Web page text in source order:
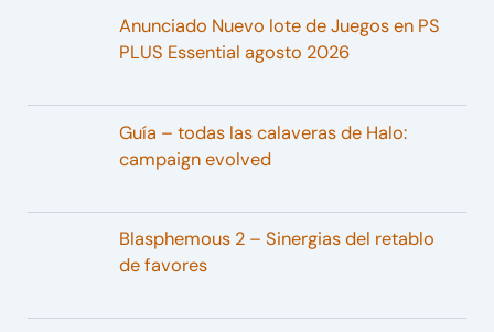
Anunciado Nuevo lote de Juegos en PS
PLUS Essential agosto 2026
Guía – todas las calaveras de Halo:
campaign evolved
Blasphemous 2 – Sinergias del retablo
de favores